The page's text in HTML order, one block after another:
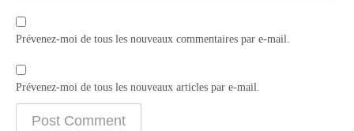
Prévenez-moi de tous les nouveaux commentaires par e-mail.
Prévenez-moi de tous les nouveaux articles par e-mail.